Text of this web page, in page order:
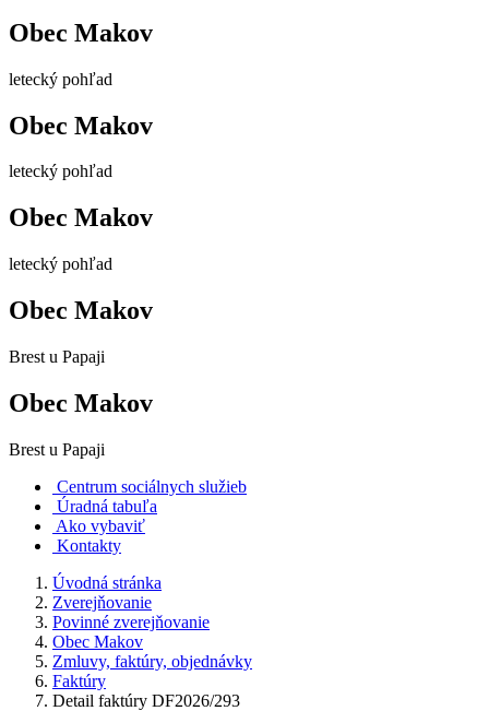
Obec Makov
letecký pohľad
Obec Makov
letecký pohľad
Obec Makov
letecký pohľad
Obec Makov
Brest u Papaji
Obec Makov
Brest u Papaji
Centrum sociálnych služieb
Úradná tabuľa
Ako vybaviť
Kontakty
Úvodná stránka
Zverejňovanie
Povinné zverejňovanie
Obec Makov
Zmluvy, faktúry, objednávky
Faktúry
Detail faktúry DF2026/293